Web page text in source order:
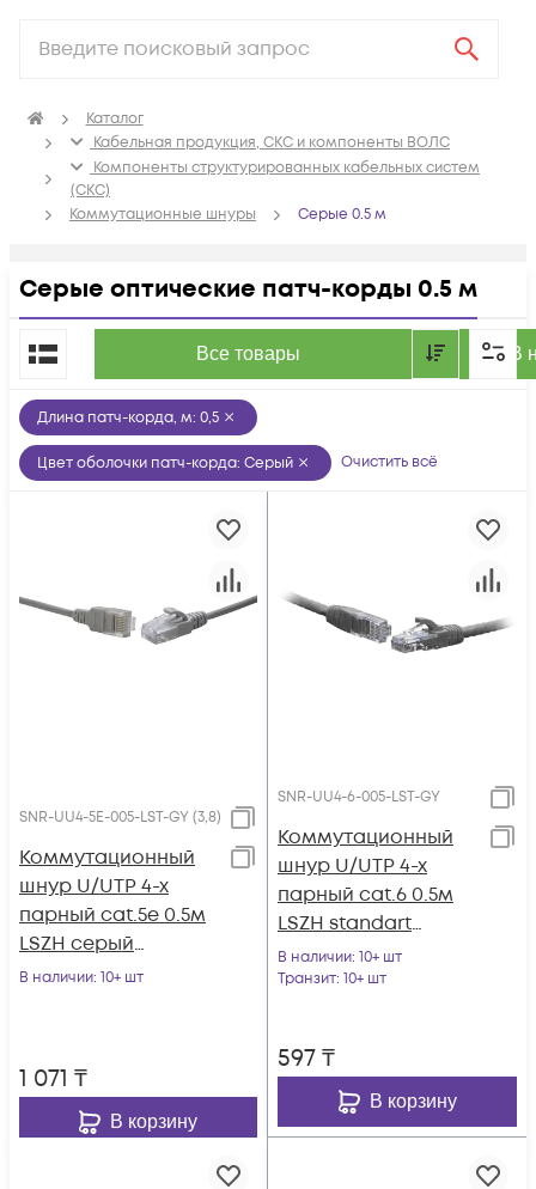
Каталог
Кабельная продукция, СКС и компоненты ВОЛС
Компоненты структурированных кабельных систем
(СКС)
Коммутационные шнуры
Серые 0.5 м
Серые оптические патч-корды 0.5 м
Все товары В
По популярности
Длина патч-корда, м: 0,5
Цвет оболочки патч-корда: Серый Очистить всё
SNR-UU4-5E-005-LST-GY (3,8)
Коммутационный
шнур U/UTP 4-х
парный cat.5е 0.5м
LSZH серый
(диаметр 3,8 мм)
В наличии: 10+ шт
1 071 ₸
В корзину
SNR-UU4-6-005-LST-GY
Коммутационный
шнур U/UTP 4-х
парный cat.6 0.5м
LSZH standart
серый
В наличии: 10+ шт
Транзит: 10+ шт
597₸
В корзину